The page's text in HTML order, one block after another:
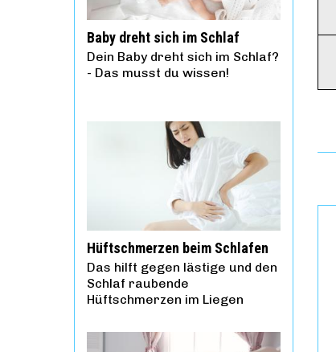
Baby dreht sich im Schlaf
Dein Baby dreht sich im Schlaf?
- Das musst du wissen!
Hüftschmerzen beim Schlafen
Das hilft gegen lästige und den
Schlaf raubende
Hüftschmerzen im Liegen